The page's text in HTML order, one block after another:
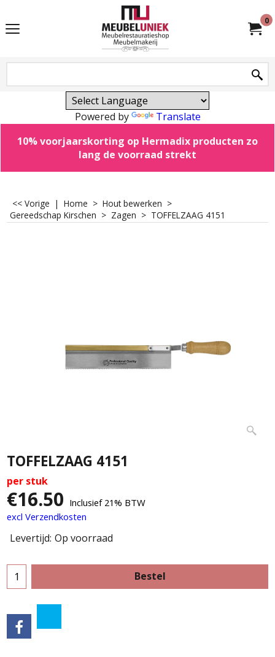
0
Powered by
Translate
10% voorjaarskorting op Hermadix producten zo
lang de voorraad strekt
<< Vorige | Home > Hout bewerken >
Gereedschap Kirschen > Zagen > TOFFELZAAG 4151
TOFFELZAAG 4151
per stuk
€16.50 Inclusief 21% BTW
excl Verzendkosten
Levertijd: Op voorraad
Bestel